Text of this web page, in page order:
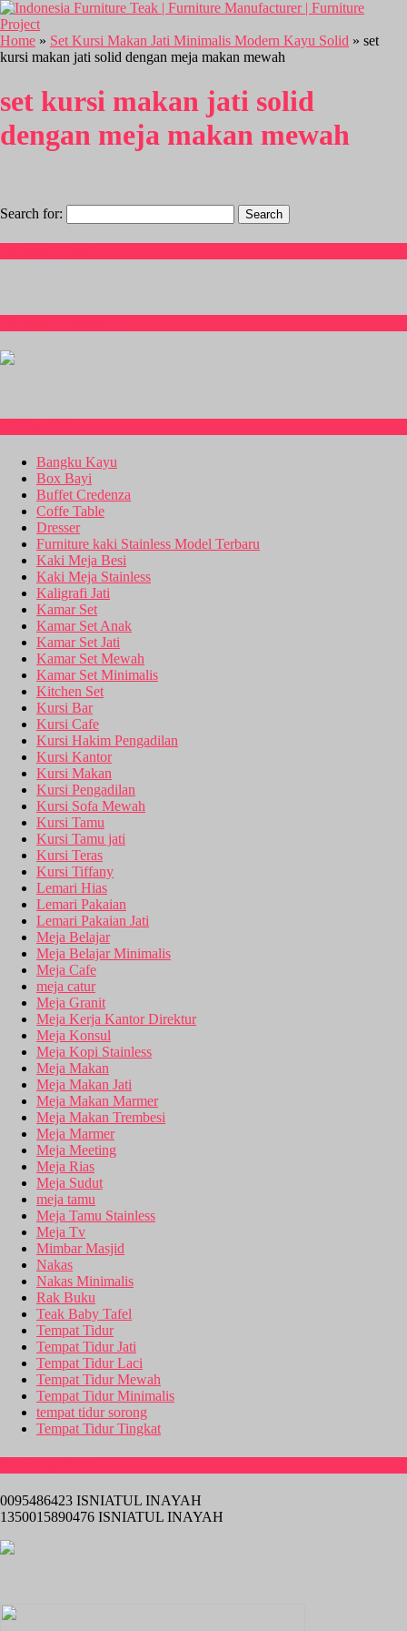
Home » Set Kursi Makan Jati Minimalis Modern Kayu Solid » set
kursi makan jati solid dengan meja makan mewah
set kursi makan jati solid
dengan meja makan mewah
Search for:
Bangku Kayu
Box Bayi
Buffet Credenza
Coffe Table
Dresser
Furniture kaki Stainless Model Terbaru
Kaki Meja Besi
Kaki Meja Stainless
Kaligrafi Jati
Kamar Set
Kamar Set Anak
Kamar Set Jati
Kamar Set Mewah
Kamar Set Minimalis
Kitchen Set
Kursi Bar
Kursi Cafe
Kursi Hakim Pengadilan
Kursi Kantor
Kursi Makan
Kursi Pengadilan
Kursi Sofa Mewah
Kursi Tamu
Kursi Tamu jati
Kursi Teras
Kursi Tiffany
Lemari Hias
Lemari Pakaian
Lemari Pakaian Jati
Meja Belajar
Meja Belajar Minimalis
Meja Cafe
meja catur
Meja Granit
Meja Kerja Kantor Direktur
Meja Konsul
Meja Kopi Stainless
Meja Makan
Meja Makan Jati
Meja Makan Marmer
Meja Makan Trembesi
Meja Marmer
Meja Meeting
Meja Rias
Meja Sudut
meja tamu
Meja Tamu Stainless
Meja Tv
Mimbar Masjid
Nakas
Nakas Minimalis
Rak Buku
Teak Baby Tafel
Tempat Tidur
Tempat Tidur Jati
Tempat Tidur Laci
Tempat Tidur Mewah
Tempat Tidur Minimalis
tempat tidur sorong
Tempat Tidur Tingkat
0095486423 ISNIATUL INAYAH
1350015890476 ISNIATUL INAYAH